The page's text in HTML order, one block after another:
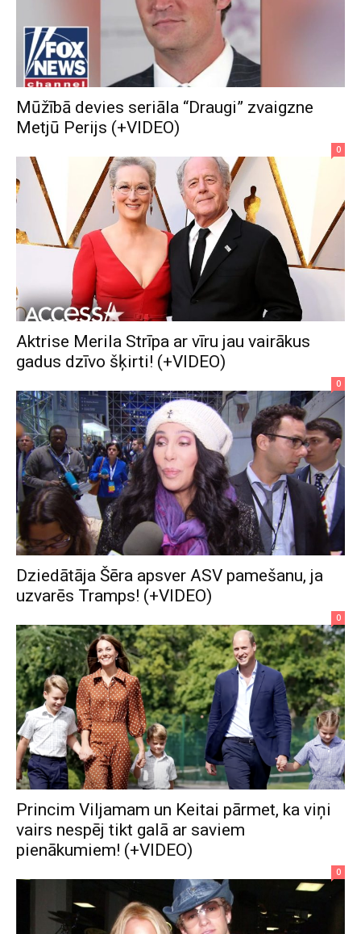
Mūžībā devies seriāla “Draugi” zvaigzne
Metjū Perijs (+VIDEO)
0
Aktrise Merila Strīpa ar vīru jau vairākus
gadus dzīvo šķirti! (+VIDEO)
0
Dziedātāja Šēra apsver ASV pamešanu, ja
uzvarēs Tramps! (+VIDEO)
0
Princim Viljamam un Keitai pārmet, ka viņi
vairs nespēj tikt galā ar saviem
pienākumiem! (+VIDEO)
0